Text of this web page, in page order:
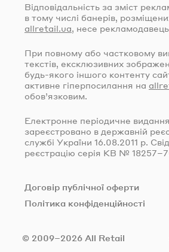
Відповідальність за зміст
в тому числі банерів,
allretail.ua , несе рекламодавець.
При повному або частковому
текстів, ексклюзивних
будь-якого іншого контенту
активне гіперпосилання на
обов’язковим.
Електронне періодичне
зареєстровано в державній
службі України 16.08.2011 р.
реєстрацію серія КВ №
Договір публічної оферти
Політика конфіденційності
© 2009–2026 All Retail